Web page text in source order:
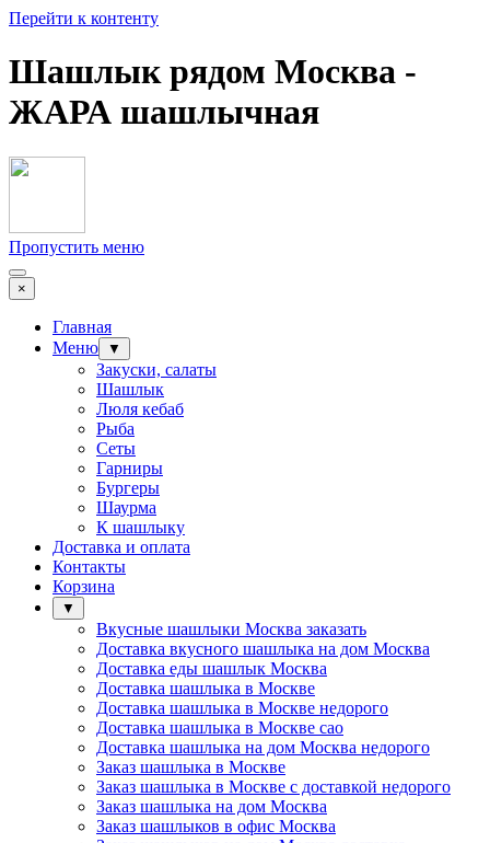
Перейти к контенту
Шашлык рядом Москва -
ЖАРА шашлычная
Пропустить меню
×
Главная
Меню
▼
Закуски, салаты
Шашлык
Люля кебаб
Рыба
Сеты
Гарниры
Бургеры
Шаурма
К шашлыку
Доставка и оплата
Контакты
Корзина
▼
Вкусные шашлыки Москва заказать
Доставка вкусного шашлыка на дом Москва
Доставка еды шашлык Москва
Доставка шашлыка в Москве
Доставка шашлыка в Москве недорого
Доставка шашлыка в Москве сао
Доставка шашлыка на дом Москва недорого
Заказ шашлыка в Москве
Заказ шашлыка в Москве с доставкой недорого
Заказ шашлыка на дом Москва
Заказ шашлыков в офис Москва